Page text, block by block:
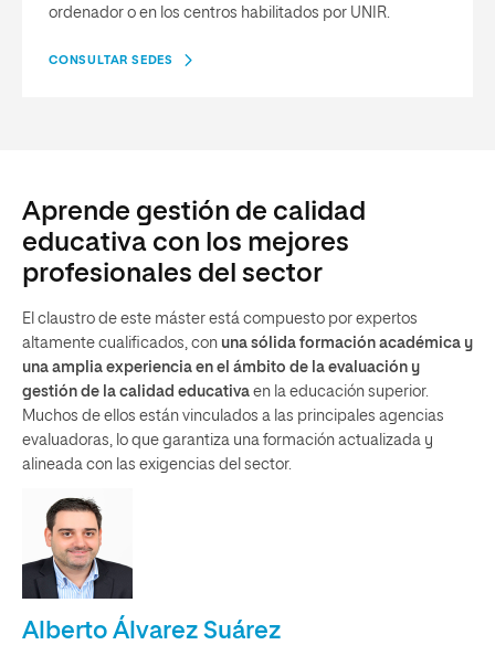
ordenador o en los centros habilitados por UNIR.
CONSULTAR SEDES
Aprende gestión de calidad
educativa con los mejores
profesionales del sector
El claustro de este máster está compuesto por expertos
altamente cualificados, con una sólida formación académica y
una amplia experiencia en el ámbito de la evaluación y
gestión de la calidad educativa en la educación superior.
Muchos de ellos están vinculados a las principales agencias
evaluadoras, lo que garantiza una formación actualizada y
alineada con las exigencias del sector.
Alberto Álvarez Suárez